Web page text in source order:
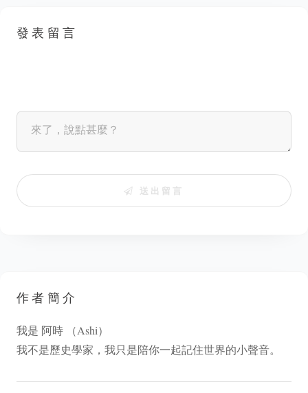
發表留言
送出留言
作者簡介
我是 阿時 （Ashi）
我不是歷史學家，我只是陪你一起記住世界的小聲音。